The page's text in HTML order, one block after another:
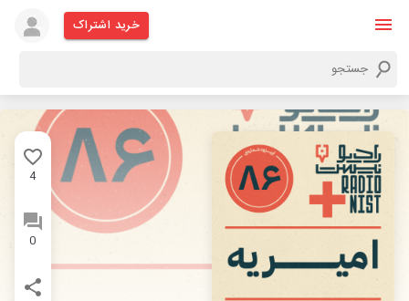
خرید اشتراک
4
0